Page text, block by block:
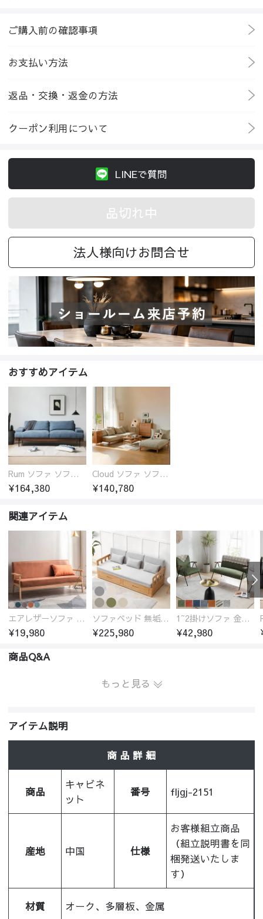
ご購入前の確認事項
お支払い方法
返品・交換・返金の方法
クーポン利用について
LINEで質問
品切れ中
法人様向けお問合せ
おすすめアイテム
Rum ソファ ソファー おしゃれ 1人掛け～4人掛け ウォールナットorオーク材フレーム 西海岸風 肘掛
¥164,380
Cloud ソファ ソファーおしゃれ 1人掛け～3人掛け チェリー材フレーム 木製 北欧 おしゃれ 5カラー 自由レイアウト
¥140,780
関連アイテム
エアレザーソファ おしゃれ 無地 1人用 二人掛け 3人掛け
¥19,980
ソファベッド 無垢材フレーム
¥225,980
1~2掛けソファ 金属フレーム 高反発ウレタン
¥42,980
商品Q&A
もっと見る
アイテム説明
商 品 詳 細
商品
キャビネ
ット
番号 fljgj-2151
産地 中国 仕様
お客様組立商品
（組立説明書を同
梱発送いたしま
す）
材質 オーク、多層板、金属